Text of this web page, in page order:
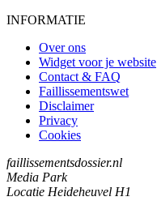
INFORMATIE
Over ons
Widget voor je website
Contact & FAQ
Faillissementswet
Disclaimer
Privacy
Cookies
faillissementsdossier.nl
Media Park
Locatie Heideheuvel H1